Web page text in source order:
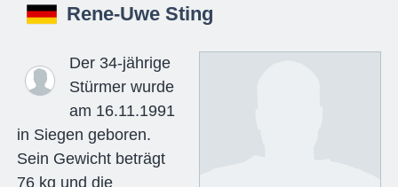
Rene-Uwe Sting
Der 34-jährige
Stürmer wurde
am 16.11.1991
in Siegen geboren.
Sein Gewicht beträgt
76 kg und die